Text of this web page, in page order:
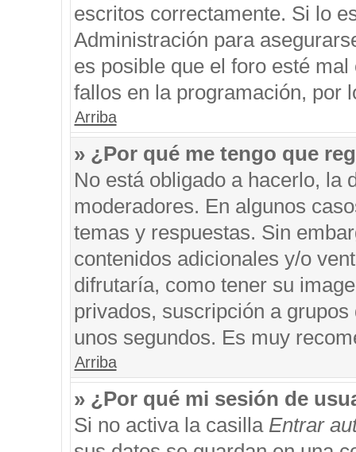
escritos correctamente. Si lo
Administración para
es posible que el foro esté
fallos en la programación, por
Arriba
» ¿Por qué me tengo que
No está obligado a hacerlo, la
moderadores. En algunos
temas y respuestas. Sin
contenidos adicionales y/o
difrutaría, como tener su
privados, suscripción a
unos segundos. Es muy
Arriba
» ¿Por qué mi sesión de
Si no activa la casilla Entrar